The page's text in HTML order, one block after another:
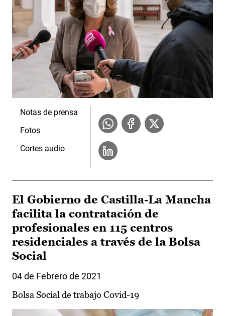
Notas de prensa
Fotos
Cortes audio
El Gobierno de Castilla-La Mancha
facilita la contratación de
profesionales en 115 centros
residenciales a través de la Bolsa
Social
04 de Febrero de 2021
Bolsa Social de trabajo Covid-19